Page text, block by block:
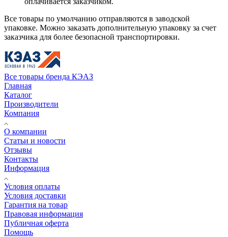
Все товары по умолчанию отправляются в заводской
упаковке. Можно заказать дополнительную упаковку за счет
заказчика для более безопасной транспортировки.
Все товары бренда КЭАЗ
Главная
Каталог
Производители
Компания
О компании
Статьи и новости
Отзывы
Контакты
Информация
Условия оплаты
Условия доставки
Гарантия на товар
Правовая информация
Публичная оферта
Помощь